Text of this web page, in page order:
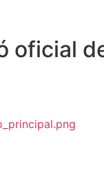
oficial